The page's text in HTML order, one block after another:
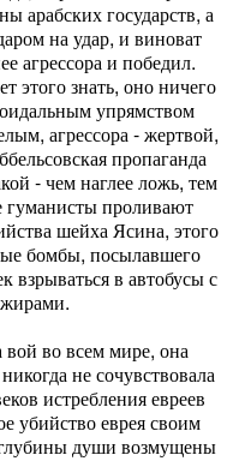
арабских государств, а
на удар, и виноват
агрессора и победил.
этого знать, оно ничего
упрямством
агрессора - жертвой,
пропаганда
- чем наглее ложь, тем
гуманисты проливают
шейха Ясина, этого
бомбы, посылавшего
взрываться в автобусы с
вой во всем мире, она
не сочувствовала
истребления евреев
убийство еврея своим
души возмущены